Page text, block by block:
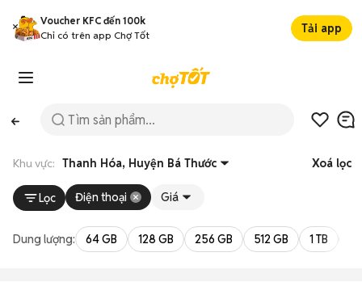
Voucher KFC đến 100k
Chỉ có trên app Chợ Tốt
Tải app
Khu vực: Thanh Hóa, Huyện Bá Thước Xoá lọc
Lọc Điện thoại Giá
Dung lượng: 64 GB 128 GB 256 GB 512 GB 1 TB